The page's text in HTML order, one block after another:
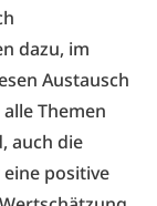
dazu, im
Austausch
Themen
auch die
positive